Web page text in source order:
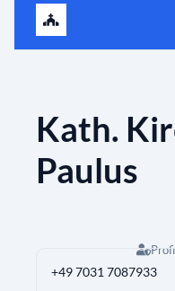
Kath.
Paulus
+49 7031 7087933